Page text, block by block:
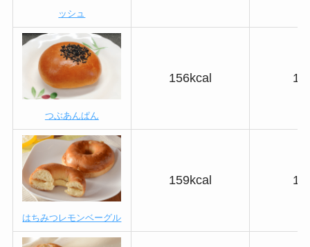
ッシュ
つぶあんぱん
156kcal
はちみつレモンベーグル
159kcal